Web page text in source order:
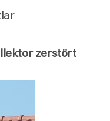
zerstört